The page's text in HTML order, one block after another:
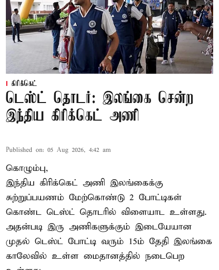
கிரிக்கெட்
டெஸ்ட் தொடர்: இலங்கை சென்ற
இந்திய கிரிக்கெட் அணி
Published on: 05 Aug 2026, 4:42 am
கொழும்பு,
இந்திய கிரிக்கெட் அணி இலங்கைக்கு
சுற்றுப்பயணம் மேற்கொண்டு 2 போட்டிகள்
கொண்ட டெஸ்ட் தொடரில் விளையாட உள்ளது.
அதன்படி இரு அணிகளுக்கும் இடையேயான
முதல் டெஸ்ட் போட்டி வரும் 15ம் தேதி இலங்கை
காலேவில் உள்ள மைதானத்தில் நடைபெற